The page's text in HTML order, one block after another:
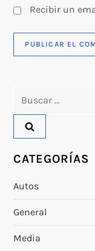
Recibir un
CATEGORÍAS
Autos
General
Media